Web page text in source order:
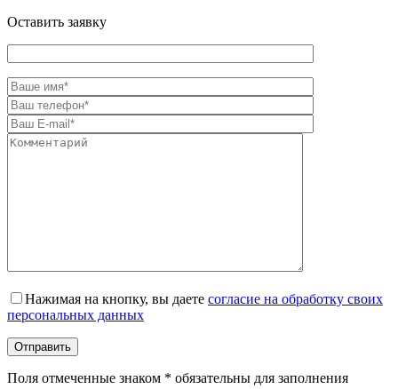
Оставить заявку
Нажимая на кнопку, вы даете согласие на обработку своих
персональных данных
Поля отмеченные знаком * обязательны для заполнения